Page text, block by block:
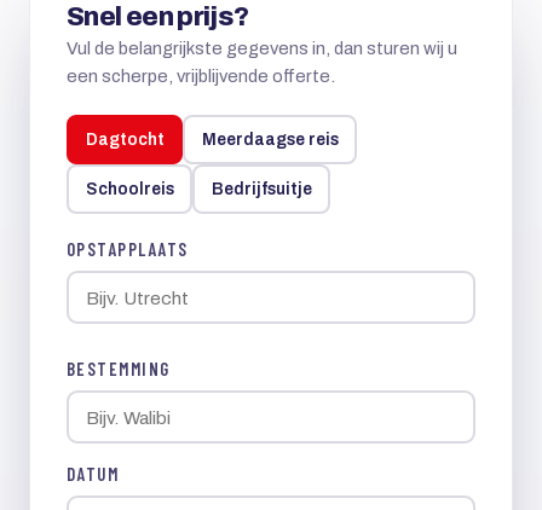
Snel een prijs?
Vul de belangrijkste gegevens in, dan sturen wij u
een scherpe, vrijblijvende offerte.
Dagtocht Meerdaagse reis
Schoolreis Bedrijfsuitje
OPSTAPPLAATS
BESTEMMING
DATUM